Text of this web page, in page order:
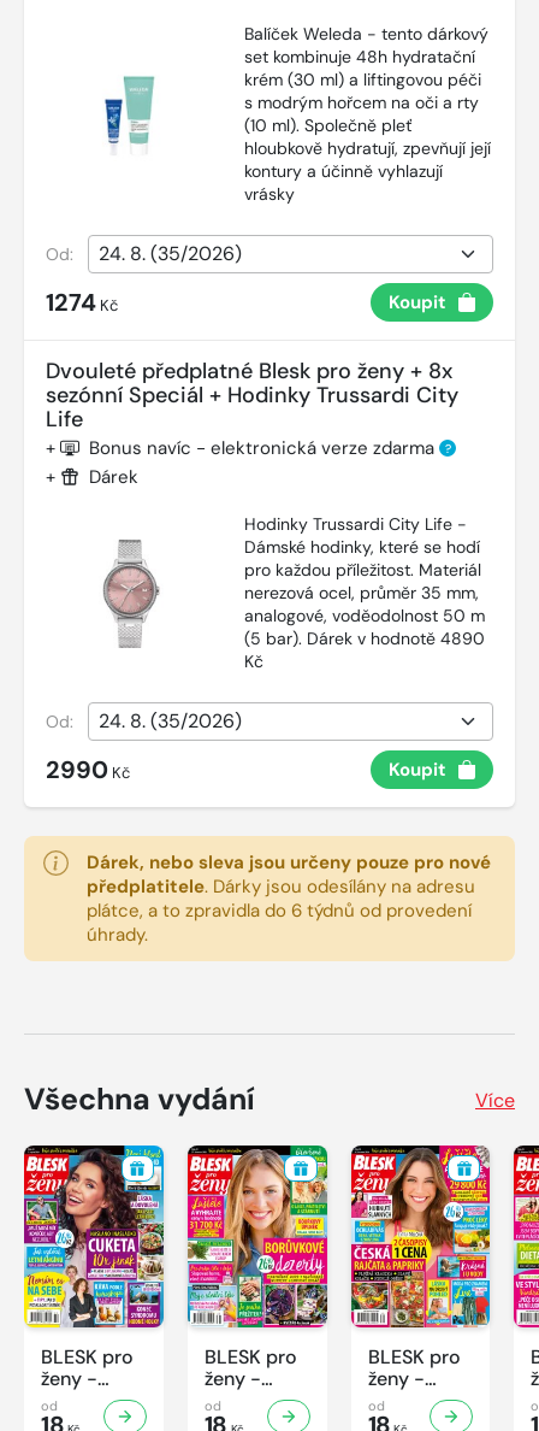
Balíček Weleda - tento dárkový
set kombinuje 48h hydratační
krém (30 ml) a liftingovou péči
s modrým hořcem na oči a rty
(10 ml). Společně pleť
hloubkově hydratují, zpevňují její
kontury a účinně vyhlazují
vrásky
Od:
1274 Kč Koupit
Dvouleté předplatné Blesk pro ženy + 8x
sezónní Speciál + Hodinky Trussardi City
Life
+ Bonus navíc - elektronická verze zdarma ?
+ Dárek
Hodinky Trussardi City Life -
Dámské hodinky, které se hodí
pro každou příležitost. Materiál
nerezová ocel, průměr 35 mm,
analogové, voděodolnost 50 m
(5 bar). Dárek v hodnotě 4890
Kč
Od:
2990 Kč Koupit
Dárek, nebo sleva jsou určeny pouze pro nové
předplatitele. Dárky jsou odesílány na adresu
plátce, a to zpravidla do 6 týdnů od provedení
úhrady.
Všechna vydání Více
BLESK pro
ženy -
32/2026
od
18
BLESK pro
ženy -
31/2026
od
18
BLESK pro
ženy -
30/2026
od
18